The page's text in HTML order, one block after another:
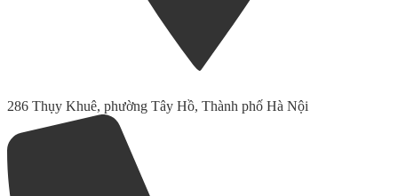
286 Thụy Khuê, phường Tây Hồ, Thành phố Hà Nội